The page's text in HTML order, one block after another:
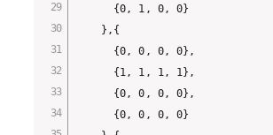
      {0, 1, 0, 0}
    },{
      {0, 0, 0, 0},
      {1, 1, 1, 1},
      {0, 0, 0, 0},
      {0, 0, 0, 0}